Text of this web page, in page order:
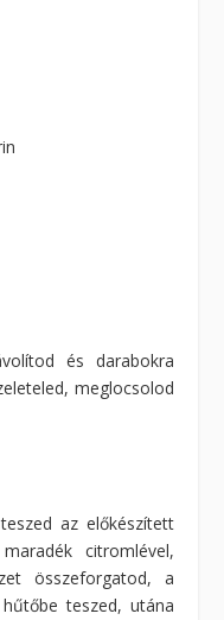
és darabokra
meglocsolod
az előkészített
citromlével,
összeforgatod, a
teszed, utána